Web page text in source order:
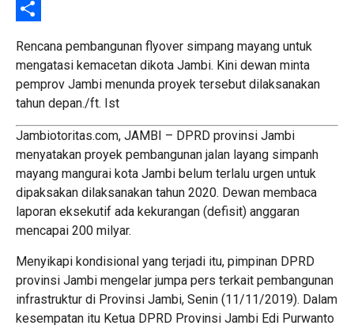
Telegram
Rencana pembangunan flyover simpang mayang untuk
mengatasi kemacetan dikota Jambi. Kini dewan minta
pemprov Jambi menunda proyek tersebut dilaksanakan
tahun depan./ft. Ist
Jambiotoritas.com, JAMBI – DPRD provinsi Jambi
menyatakan proyek pembangunan jalan layang simpanh
mayang mangurai kota Jambi belum terlalu urgen untuk
dipaksakan dilaksanakan tahun 2020. Dewan membaca
laporan eksekutif ada kekurangan (defisit) anggaran
mencapai 200 milyar.
Menyikapi kondisional yang terjadi itu, pimpinan DPRD
provinsi Jambi mengelar jumpa pers terkait pembangunan
infrastruktur di Provinsi Jambi, Senin (11/11/2019). Dalam
kesempatan itu Ketua DPRD Provinsi Jambi Edi Purwanto